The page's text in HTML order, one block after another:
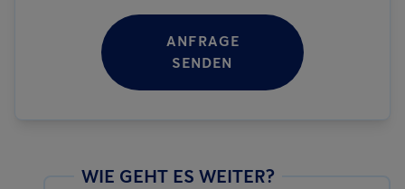
ANFRAGE
SENDEN
WIE GEHT ES WEITER?